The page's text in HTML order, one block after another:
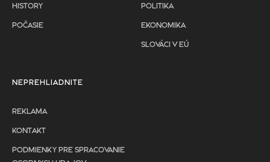
HISTORY
POČASIE
POLITIKA
EKONOMIKA
SLOVÁCI V EÚ
NEPREHLIADNITE
REKLAMA
KONTAKT
PODMIENKY PRE SPRACOVANIE